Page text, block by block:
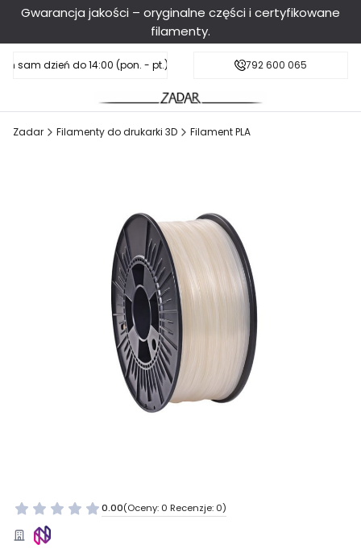
Gwarancja jakości – oryginalne części i certyfikowane
filamenty.
sam dzień do 14:00 (pon. - pt.), sobota do 11:00Darmowa dostawa od 199 zł
792 600 065
Zadar Filamenty do drukarki 3D Filament PLA
0.00(Oceny: 0 Recenzje: 0)